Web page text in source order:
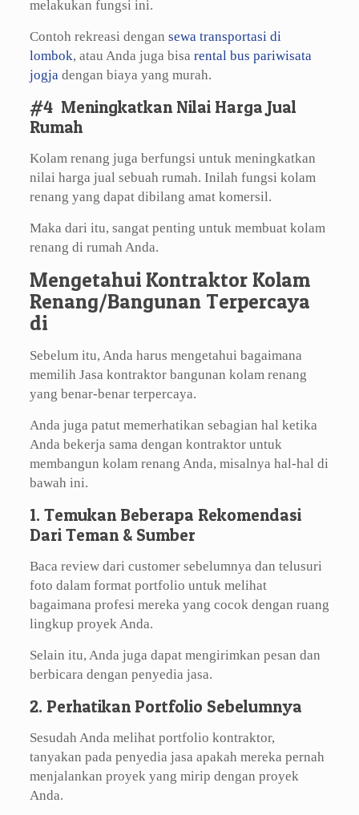
melakukan fungsi ini.
Contoh rekreasi dengan sewa transportasi di
lombok, atau Anda juga bisa rental bus pariwisata
jogjadengan biaya yang murah.
#4 Meningkatkan Nilai Harga Jual
Rumah
Kolam renang juga berfungsi untuk meningkatkan
nilai harga jual sebuah rumah. Inilah fungsi kolam
renang yang dapat dibilang amat komersil.
Maka dari itu, sangat penting untuk membuat kolam
renang di rumah Anda.
Mengetahui Kontraktor Kolam
Renang/Bangunan Terpercaya
di
Sebelum itu, Anda harus mengetahui bagaimana
memilih Jasa kontraktor bangunan kolam renang
yang benar-benar terpercaya.
Anda juga patut memerhatikan sebagian hal ketika
Anda bekerja sama dengan kontraktor untuk
membangun kolam renang Anda, misalnya hal-hal di
bawah ini.
1. Temukan Beberapa Rekomendasi
Dari Teman & Sumber
Baca review dari customer sebelumnya dan telusuri
foto dalam format portfolio untuk melihat
bagaimana profesi mereka yang cocok dengan ruang
lingkup proyek Anda.
Selain itu, Anda juga dapat mengirimkan pesan dan
berbicara dengan penyedia jasa.
2. Perhatikan Portfolio Sebelumnya
Sesudah Anda melihat portfolio kontraktor,
tanyakan pada penyedia jasa apakah mereka pernah
menjalankan proyek yang mirip dengan proyek
Anda.